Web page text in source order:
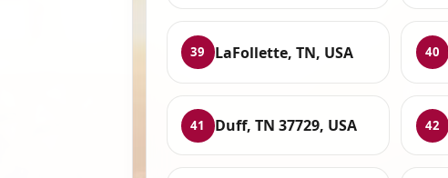
39 LaFollette, TN, USA 40
41 Duff, TN 37729, USA 42